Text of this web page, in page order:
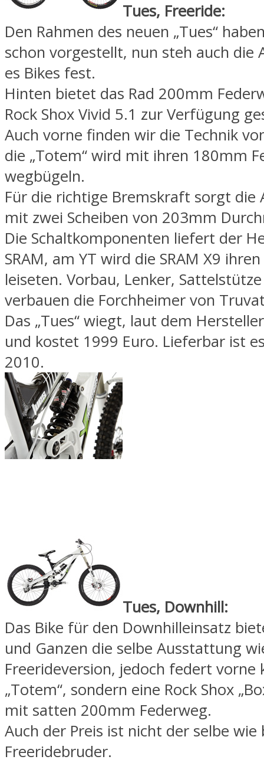
Tues, Freeride:
Den Rahmen des neuen „Tues“
schon vorgestellt, nun steh auch die
es Bikes fest.
Hinten bietet das Rad 200mm
Rock Shox Vivid 5.1 zur Verfügung
Auch vorne finden wir die Technik
die „Totem“ wird mit ihren 180mm
wegbügeln.
Für die richtige Bremskraft sorgt die
mit zwei Scheiben von 203mm
Die Schaltkomponenten liefert der
SRAM, am YT wird die SRAM X9
leiseten. Vorbau, Lenker,
verbauen die Forchheimer von
Das „Tues“ wiegt, laut dem
und kostet 1999 Euro. Lieferbar ist
2010.
Tues, Downhill:
Das Bike für den Downhilleinsatz
und Ganzen die selbe Ausstattung
Freerideversion, jedoch federt vorne
„Totem“, sondern eine Rock Shox
mit satten 200mm Federweg.
Auch der Preis ist nicht der selbe wie
Freeridebruder.